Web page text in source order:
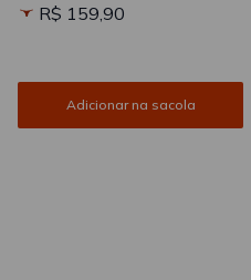
R$ 159,90
Adicionar na sacola